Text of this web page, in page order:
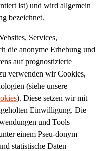
ist) und wird allgemein
bezeichnet.
Services,
die anonyme Erhebung und
auf prognostizierte
verwenden wir Cookies,
(siehe unsere
). Diese setzen wir mit
Einwilligung. Die
und Tools
einem Pseu-donym
statistische Daten